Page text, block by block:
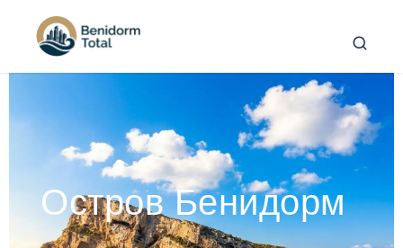
Остров Бенидорм